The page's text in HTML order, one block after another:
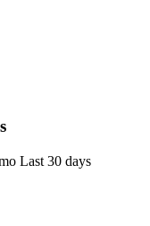
Last 30 days